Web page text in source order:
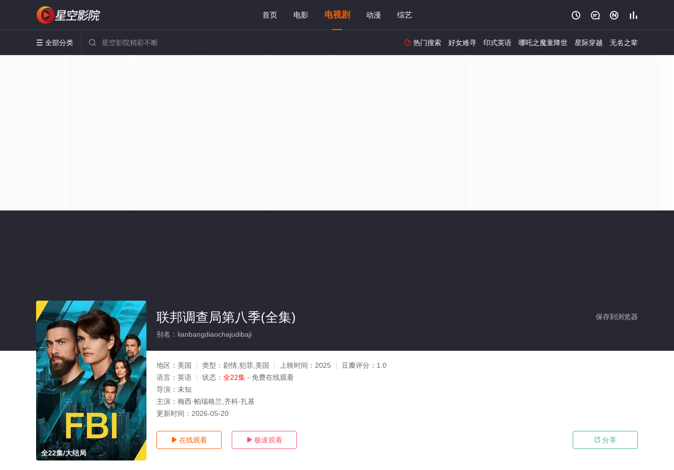
首页 电影 电视剧 动漫 综艺    
 全部分类   热门搜索 好女难寻 印式英语 哪吒之魔童降世 星际穿越 无名之辈
全22集/大结局
保存到浏览器
联邦调查局第八季(全集)
别名：lianbangdiaochajudibaji
地区： 美国 类型： 剧情,犯罪,美国 上映时间： 2025 豆瓣评分： 1.0
语言： 英语 状态： 全22集 - 免费在线观看
导演： 未知
主演： 梅西·帕瑞格兰,齐科·扎基
更新时间： 2026-05-20
 在线观看  极速观看  分享